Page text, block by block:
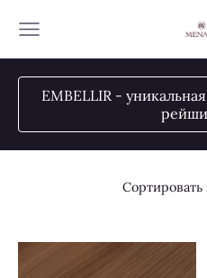
EMBELLIR -
рейши
Сортировать